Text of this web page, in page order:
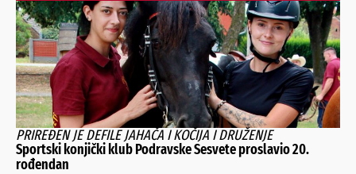
PRIREĐEN JE DEFILE JAHAČA I KOČIJA I DRUŽENJE
Sportski konjički klub Podravske Sesvete proslavio 20.
rođendan